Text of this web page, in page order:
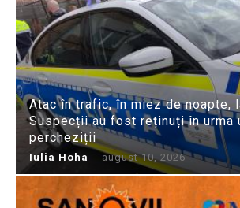
Atac în trafic, în miez de noapte,
Suspecții au fost reținuți în urma
percheziții
Iulia Hoha - august 10, 2026